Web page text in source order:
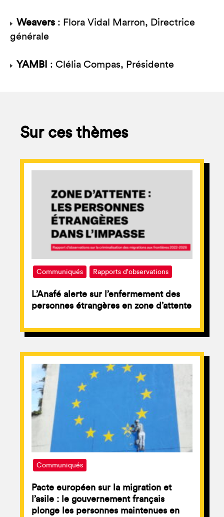
Weavers : Flora Vidal Marron, Directrice
générale
YAMBI : Clélia Compas, Présidente
Sur ces thèmes
Communiqués Rapports d'observations
L’Anafé alerte sur l’enfermement des
personnes étrangères en zone d’attente
Communiqués
Pacte européen sur la migration et
l’asile : le gouvernement français
plonge les personnes maintenues en